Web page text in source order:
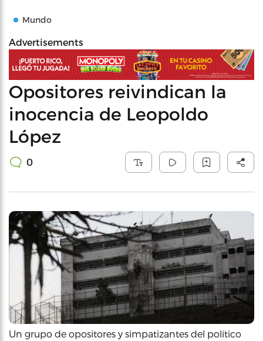
Mundo
Advertisements
Opositores reivindican la
inocencia de Leopoldo
López
0
Un grupo de opositores y simpatizantes del político